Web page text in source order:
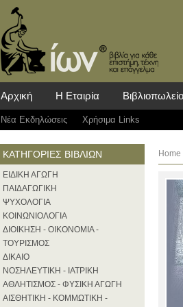
Αρχική Η Εταιρία Βιβλιοπωλείο
Νέα Eκδηλώσεις Χρήσιμα Links
ΚΑΤΗΓΟΡΙΕΣ ΒΙΒΛΙΩΝ
ΕΙΔΙΚΗ ΑΓΩΓΗ
ΠΑΙΔΑΓΩΓΙΚΗ
ΨΥΧΟΛΟΓΙΑ
ΚΟΙΝΩΝΙΟΛΟΓΙΑ
ΔΙΟΙΚΗΣΗ - ΟΙΚΟΝΟΜΙΑ -
ΤΟΥΡΙΣΜΟΣ
ΔΙΚΑΙΟ
ΝΟΣΗΛΕΥΤΙΚΗ - ΙΑΤΡΙΚΗ
ΑΘΛΗΤΙΣΜΟΣ - ΦΥΣΙΚΗ ΑΓΩΓΗ
ΑΙΣΘΗΤΙΚΗ - ΚΟΜΜΩΤΙΚΗ -
Home